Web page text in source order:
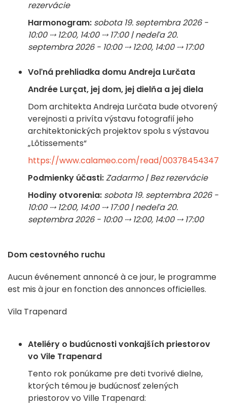
rezervácie
Harmonogram: sobota 19. septembra 2026 -
10:00 ⤏ 12:00, 14:00 ⤏ 17:00 | nedeľa 20.
septembra 2026 - 10:00 ⤏ 12:00, 14:00 ⤏ 17:00
Voľná prehliadka domu Andreja Lurčata
Andrée Lurçat, jej dom, jej dielňa a jej diela
Dom architekta Andreja Lurčata bude otvorený
verejnosti a privíta výstavu fotografií jeho
architektonických projektov spolu s výstavou
„Lôtissements“
https://www.calameo.com/read/
Podmienky účasti:Zadarmo | Bez rezervácie
Hodiny otvorenia: sobota 19. septembra 2026 -
10:00 ⤏ 12:00, 14:00 ⤏ 17:00 | nedeľa 20.
septembra 2026 - 10:00 ⤏ 12:00, 14:00 ⤏ 17:00
Dom cestovného ruchu
Aucun événement annoncé à ce jour, le programme
est mis à jour en fonction des annonces officielles.
Vila Trapenard
Ateliéry o budúcnosti vonkajších priestorov
vo Vile Trapenard
Tento rok ponúkame pre deti tvorivé dielne,
ktorých témou je budúcnosť zelených
priestorov vo Ville Trapenard: